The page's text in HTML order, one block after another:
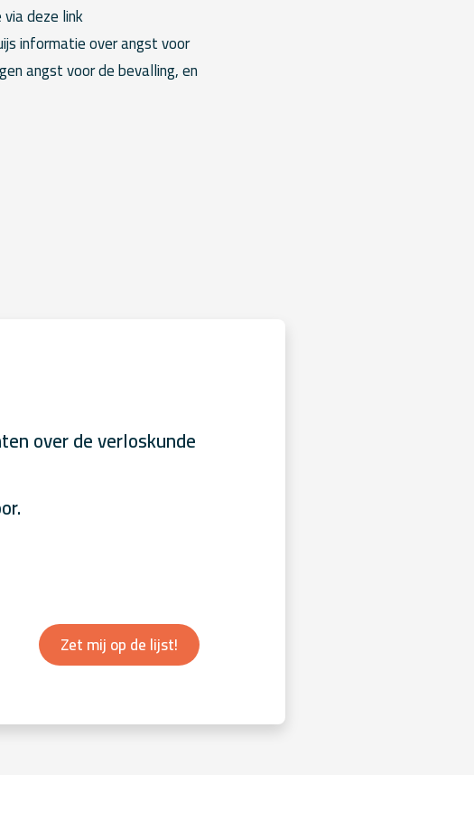
deze link
informatie over angst voor
angst voor de bevalling, en
over de verloskunde
Zet mij op de lijst!